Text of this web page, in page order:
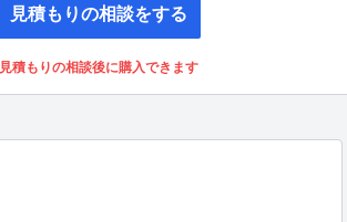
見積もりの相談をする
見積もりの相談後に購入できます